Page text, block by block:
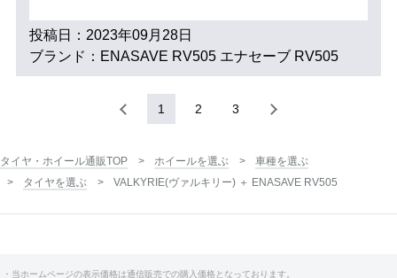
投稿日：2023年09月28日
ブランド：ENASAVE RV505 エナセーブ RV505
1 2 3
タイヤ・ホイール通販TOP ホイールを選ぶ
車種を選ぶ
タイヤを選ぶ
VALKYRIE(ヴァルキリー) ＋ ENASAVE RV505
・当ホームページの表示価格は通信販売での購入価格となっております。